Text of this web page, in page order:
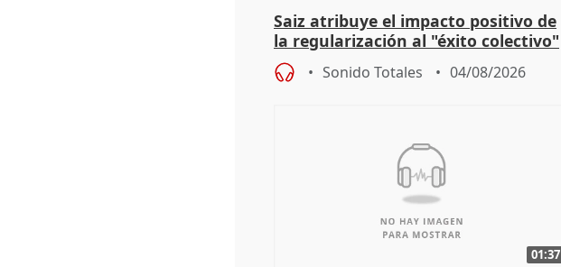
Saiz atribuye el impacto positivo de
la regularización al "éxito colectivo"
del Gobierno
Sonido Totales 04/08/2026
01:37